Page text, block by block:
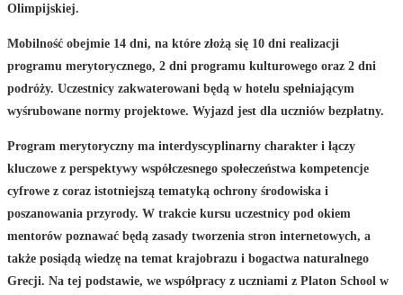
Olimpijskiej.
Mobilność obejmie 14 dni, na które złożą się 10 dni realizacji
programu merytorycznego, 2 dni programu kulturowego oraz 2 dni
podróży. Uczestnicy zakwaterowani będą w hotelu spełniającym
wyśrubowane normy projektowe. Wyjazd jest dla uczniów bezpłatny.
Program merytoryczny ma interdyscyplinarny charakter i łączy
kluczowe z perspektywy współczesnego społeczeństwa kompetencje
cyfrowe z coraz istotniejszą tematyką ochrony środowiska i
poszanowania przyrody. W trakcie kursu uczestnicy pod okiem
mentorów poznawać będą zasady tworzenia stron internetowych, a
także posiądą wiedzę na temat krajobrazu i bogactwa naturalnego
Grecji. Na tej podstawie, we współpracy z uczniami z Platon School w